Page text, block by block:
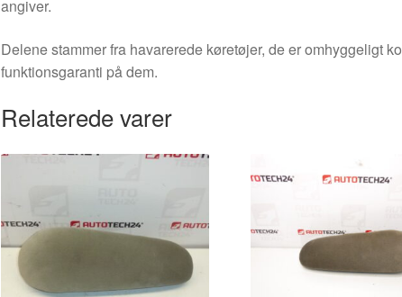
angiver.
Delene stammer fra havarerede køretøjer, de er omhyggeligt
funktionsgaranti på dem.
Relaterede varer